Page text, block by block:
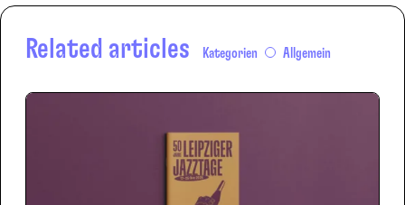
Related articles Kategorien Allgemein